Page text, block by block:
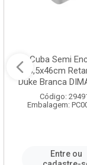
Cuba Semi
58,5x46cm
Duke Branca
Código:
Embalagem:
Entre ou